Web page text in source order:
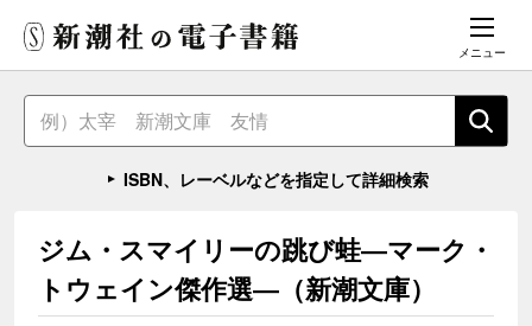
メニュー
ISBN、レーベルなどを指定して詳細検索
ジム・スマイリーの跳び蛙―マーク・
トウェイン傑作選―（新潮文庫）